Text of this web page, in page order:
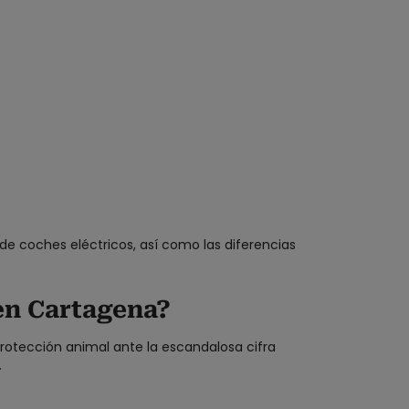
coches eléctricos, así como las diferencias
Cartagena?
animal ante la escandalosa cifra